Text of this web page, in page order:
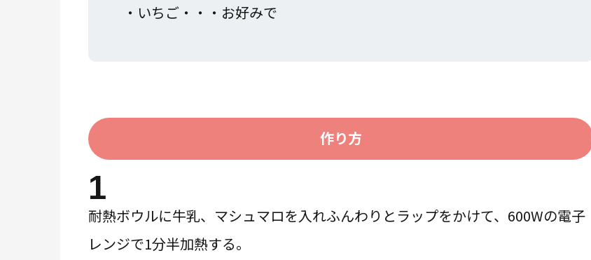
・いちご・・・お好みで
作り方
1
耐熱ボウルに牛乳、マシュマロを入れふんわりとラップをかけて、600Wの電子
レンジで1分半加熱する。